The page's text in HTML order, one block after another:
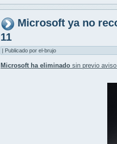
Microsoft ya no
11
| Publicado por el-brujo
Microsoft ha eliminado sin previo